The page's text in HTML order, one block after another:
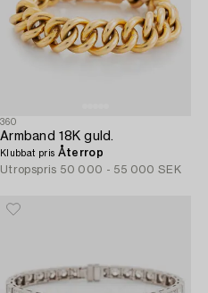
360
Armband 18K guld.
Klubbat pris Återrop
Utropspris 50 000 - 55 000 SEK